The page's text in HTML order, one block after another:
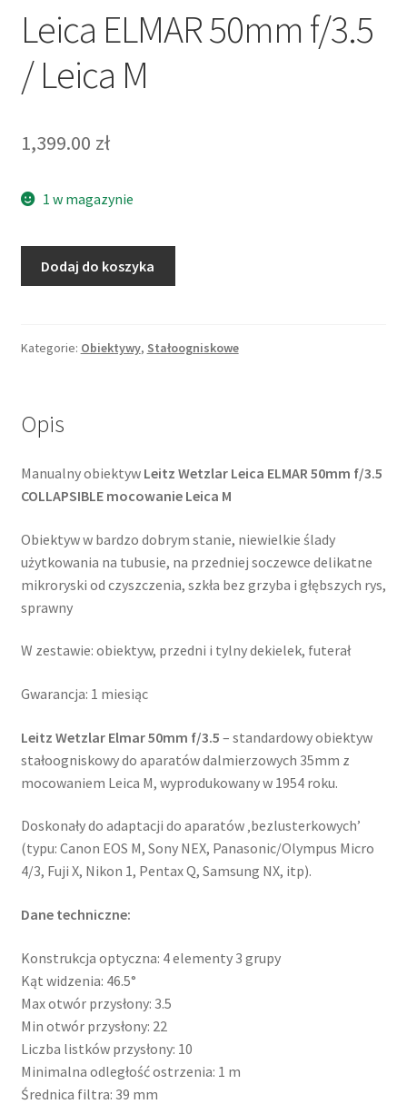
Leica ELMAR 50mm f/3.5
/ Leica M
1,399.00 zł
1 w magazynie
f/3.5
M
Dodaj do koszyka
Kategorie: Obiektywy, Stałoogniskowe
Opis
Manualny obiektyw Leitz Wetzlar Leica ELMAR 50mm f/3.5
COLLAPSIBLE mocowanie Leica M
Obiektyw w bardzo dobrym stanie, niewielkie ślady
użytkowania na tubusie, na przedniej soczewce delikatne
mikroryski od czyszczenia, szkła bez grzyba i głębszych rys,
sprawny
W zestawie: obiektyw, przedni i tylny dekielek, futerał
Gwarancja: 1 miesiąc
Leitz Wetzlar Elmar 50mm f/3.5 – standardowy obiektyw
stałoogniskowy do aparatów dalmierzowych 35mm z
mocowaniem Leica M, wyprodukowany w 1954 roku.
Doskonały do adaptacji do aparatów ‚bezlusterkowych’
(typu: Canon EOS M, Sony NEX, Panasonic/Olympus Micro
4/3, Fuji X, Nikon 1, Pentax Q, Samsung NX, itp).
Dane techniczne:
Konstrukcja optyczna: 4 elementy 3 grupy
Kąt widzenia: 46.5°
Max otwór przysłony: 3.5
Min otwór przysłony: 22
Liczba listków przysłony: 10
Minimalna odległość ostrzenia: 1 m
Średnica filtra: 39 mm